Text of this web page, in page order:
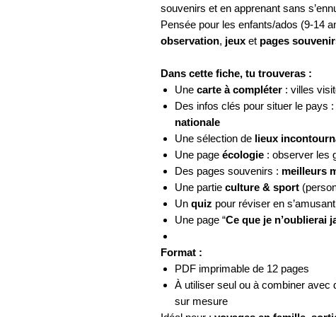
souvenirs et en apprenant sans
Pensée pour les enfants/ados (9-14
observation, jeux et pages
Dans cette fiche, tu trouveras :
Une carte à compléter : villes
Des infos clés pour situer le pays :
nationale
Une sélection de lieux
Une page écologie : observer les
Des pages souvenirs : meilleurs
Une partie culture & sport
Un quiz pour réviser en s’amusant
Une page “Ce que je n’oublierai
Format :
PDF imprimable de 12 pages
À utiliser seul ou à combiner avec
sur mesure